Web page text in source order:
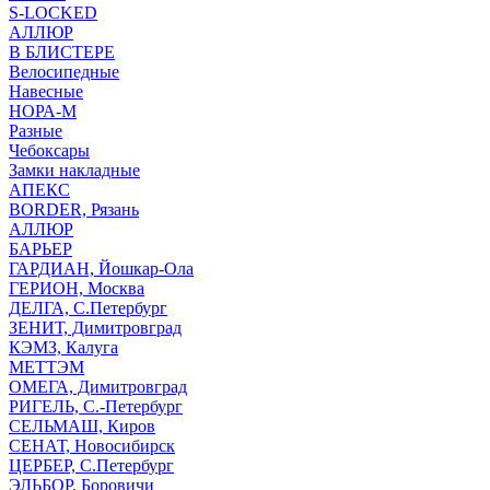
S-LOCKED
АЛЛЮР
В БЛИСТЕРЕ
Велосипедные
Навесные
НОРА-М
Разные
Чебоксары
Замки накладные
АПЕКС
BORDER, Рязань
АЛЛЮР
БАРЬЕР
ГАРДИАН, Йошкар-Ола
ГЕРИОН, Москва
ДЕЛГА, С.Петербург
ЗЕНИТ, Димитровград
КЭМЗ, Калуга
МЕТТЭМ
ОМЕГА, Димитровград
РИГЕЛЬ, С.-Петербург
СЕЛЬМАШ, Киров
СЕНАТ, Новосибирск
ЦЕРБЕР, С.Петербург
ЭЛЬБОР, Боровичи